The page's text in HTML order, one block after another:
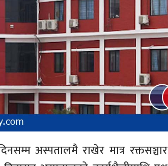
अस्पतालमै राखेर मात्र रक्तसञ्चार